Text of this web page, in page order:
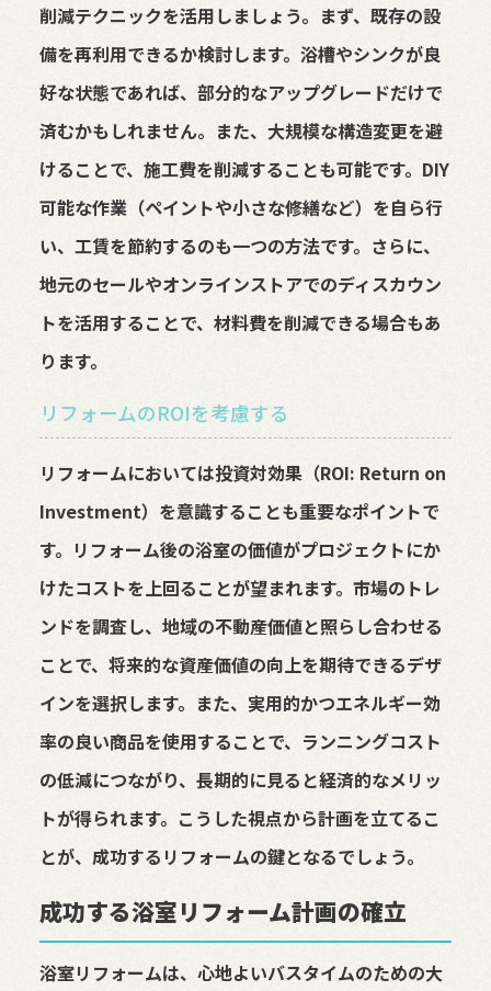
削減テクニックを活用しましょう。まず、既存の設
備を再利用できるか検討します。浴槽やシンクが良
好な状態であれば、部分的なアップグレードだけで
済むかもしれません。また、大規模な構造変更を避
けることで、施工費を削減することも可能です。DIY
可能な作業（ペイントや小さな修繕など）を自ら行
い、工賃を節約するのも一つの方法です。さらに、
地元のセールやオンラインストアでのディスカウン
トを活用することで、材料費を削減できる場合もあ
ります。
リフォームのROIを考慮する
リフォームにおいては投資対効果（ROI: Return on
Investment）を意識することも重要なポイントで
す。リフォーム後の浴室の価値がプロジェクトにか
けたコストを上回ることが望まれます。市場のトレ
ンドを調査し、地域の不動産価値と照らし合わせる
ことで、将来的な資産価値の向上を期待できるデザ
インを選択します。また、実用的かつエネルギー効
率の良い商品を使用することで、ランニングコスト
の低減につながり、長期的に見ると経済的なメリッ
トが得られます。こうした視点から計画を立てるこ
とが、成功するリフォームの鍵となるでしょう。
成功する浴室リフォーム計画の確立
浴室リフォームは、心地よいバスタイムのための大